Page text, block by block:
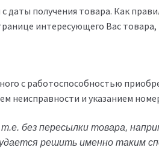
даты получения товара. Как
интересующего Вас
с работоспособностью
неисправности и указанием
без пересылки товара,
решить именно таким